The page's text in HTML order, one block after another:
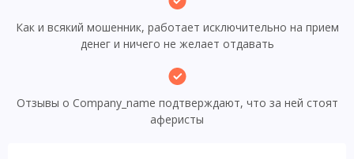
Как и всякий мошенник, работает исключительно на прием
денег и ничего не желает отдавать
Отзывы о Company_name подтверждают, что за ней стоят
аферисты